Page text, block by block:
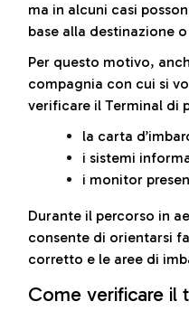
ma in alcuni casi
base alla destinazione
Per questo motivo,
compagnia con cui si
verificare il Terminal di
la carta
i sistemi
i monitor
Durante il percorso in
consente di orientarsi
corretto e le aree di
Come verificare il